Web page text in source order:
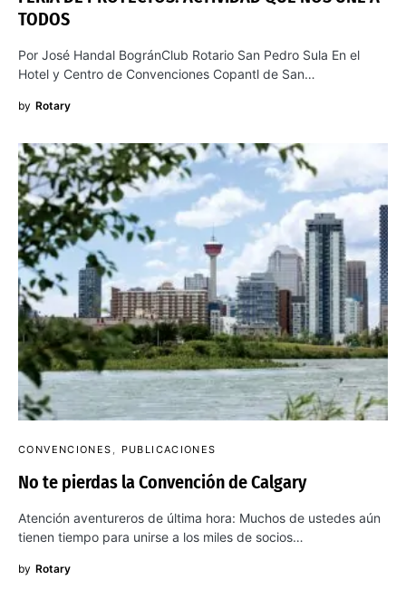
TODOS
Por José Handal BogránClub Rotario San Pedro Sula En el
Hotel y Centro de Convenciones Copantl de San…
by Rotary
CONVENCIONES PUBLICACIONES
No te pierdas la Convención de Calgary
Atención aventureros de última hora: Muchos de ustedes aún
tienen tiempo para unirse a los miles de socios…
by Rotary